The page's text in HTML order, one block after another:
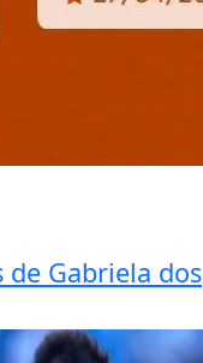
de Gabriela dos